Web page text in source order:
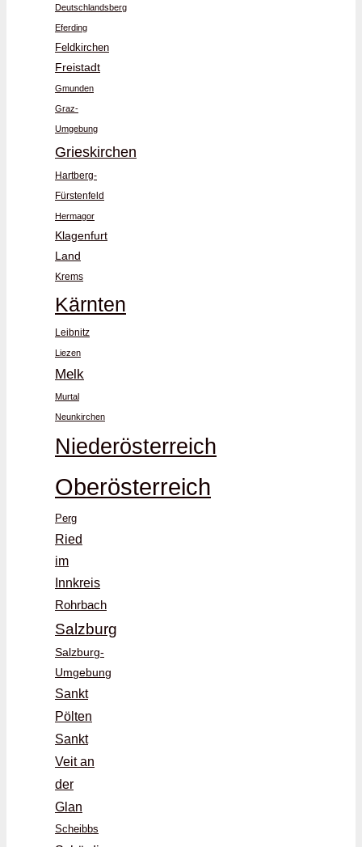
Deutschlandsberg
Eferding
Feldkirchen
Freistadt
Gmunden
Graz-
Umgebung
Grieskirchen
Hartberg-
Fürstenfeld
Hermagor
Klagenfurt
Land
Krems
Kärnten
Leibnitz
Liezen
Melk
Murtal
Neunkirchen
Niederösterreich
Oberösterreich
Perg
Ried
im
Innkreis
Rohrbach
Salzburg
Salzburg-
Umgebung
Sankt
Pölten
Sankt
Veit an
der
Glan
Scheibbs